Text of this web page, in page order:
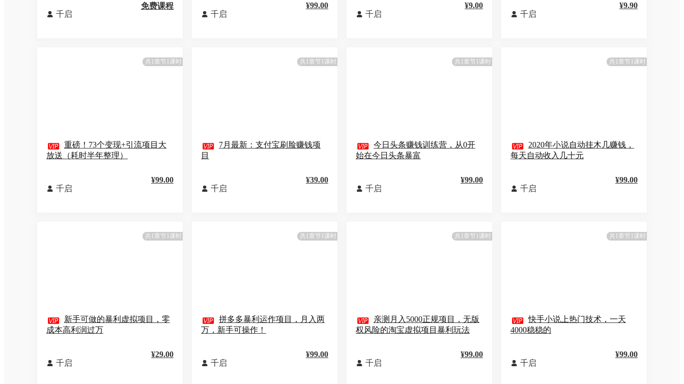
 千启
免费课程
 千启
¥99.00
 千启
¥9.00
 千启
¥9.90
共1章节1课时
 重磅！73个变现+引流项目大
放送（耗时半年整理）
 千启
¥99.00
共1章节1课时
 7月最新：支付宝刷脸赚钱项
目
 千启
¥39.00
共1章节1课时
 今日头条赚钱训练营，从0开
始在今日头条暴富
 千启
¥99.00
共1章节1课时
 2020年小说自动挂木几赚钱，
每天自动收入几十元
 千启
¥99.00
共1章节1课时
 新手可做的暴利虚拟项目，零
成本高利润过万
 千启
¥29.00
共1章节1课时
 拼多多暴利运作项目，月入两
万，新手可操作！
 千启
¥99.00
共1章节1课时
 亲测月入5000正规项目，无版
权风险的淘宝虚拟项目暴利玩法
 千启
¥99.00
共1章节1课时
 快手小说上热门技术，一天
4000稳稳的
 千启
¥99.00